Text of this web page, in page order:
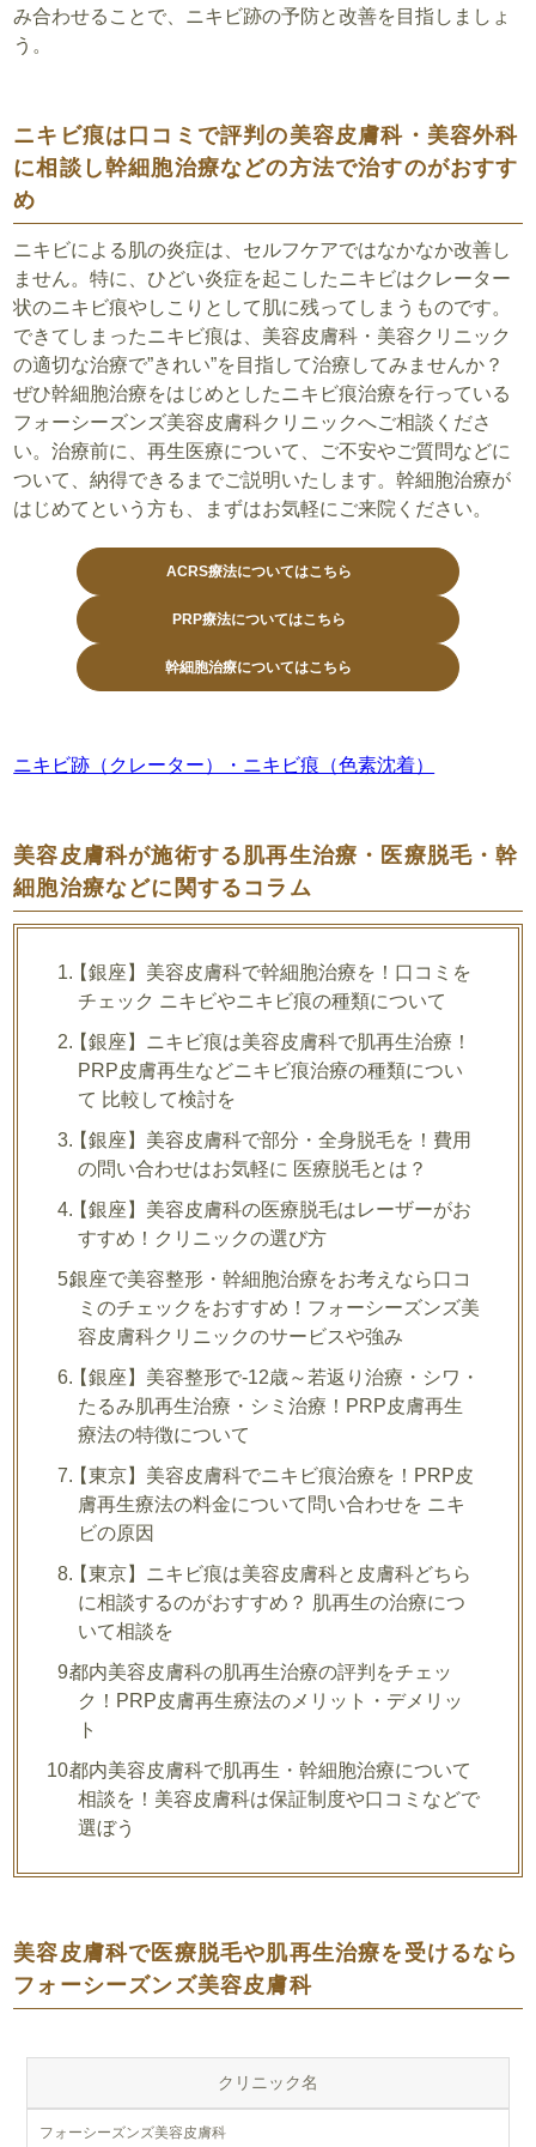
み合わせることで、ニキビ跡の予防と改善を目指しましょ
う。
ニキビ痕は口コミで評判の美容皮膚科・美容外科
に相談し幹細胞治療などの方法で治すのがおすす
め
ニキビによる肌の炎症は、セルフケアではなかなか改善し
ません。特に、ひどい炎症を起こしたニキビはクレーター
状のニキビ痕やしこりとして肌に残ってしまうものです。
できてしまったニキビ痕は、美容皮膚科・美容クリニック
の適切な治療で”きれい”を目指して治療してみませんか？
ぜひ幹細胞治療をはじめとしたニキビ痕治療を行っている
フォーシーズンズ美容皮膚科クリニックへご相談くださ
い。治療前に、再生医療について、ご不安やご質問などに
ついて、納得できるまでご説明いたします。幹細胞治療が
はじめてという方も、まずはお気軽にご来院ください。
ACRS療法についてはこちら
PRP療法についてはこちら
幹細胞治療についてはこちら
ニキビ跡（クレーター）・ニキビ痕（色素沈着）
美容皮膚科が施術する肌再生治療・医療脱毛・幹
細胞治療などに関するコラム
【銀座】美容皮膚科で幹細胞治療を！口コミを
チェック ニキビやニキビ痕の種類について
【銀座】ニキビ痕は美容皮膚科で肌再生治療！
PRP皮膚再生などニキビ痕治療の種類につい
て 比較して検討を
【銀座】美容皮膚科で部分・全身脱毛を！費用
の問い合わせはお気軽に 医療脱毛とは？
【銀座】美容皮膚科の医療脱毛はレーザーがお
すすめ！クリニックの選び方
銀座で美容整形・幹細胞治療をお考えなら口コ
ミのチェックをおすすめ！フォーシーズンズ美
容皮膚科クリニックのサービスや強み
【銀座】美容整形で-12歳～若返り治療・シワ・
たるみ肌再生治療・シミ治療！PRP皮膚再生
療法の特徴について
【東京】美容皮膚科でニキビ痕治療を！PRP皮
膚再生療法の料金について問い合わせを ニキ
ビの原因
【東京】ニキビ痕は美容皮膚科と皮膚科どちら
に相談するのがおすすめ？ 肌再生の治療につ
いて相談を
都内美容皮膚科の肌再生治療の評判をチェッ
ク！PRP皮膚再生療法のメリット・デメリッ
ト
都内美容皮膚科で肌再生・幹細胞治療について
相談を！美容皮膚科は保証制度や口コミなどで
選ぼう
美容皮膚科で医療脱毛や肌再生治療を受けるなら
フォーシーズンズ美容皮膚科
クリニック名
フォーシーズンズ美容皮膚科